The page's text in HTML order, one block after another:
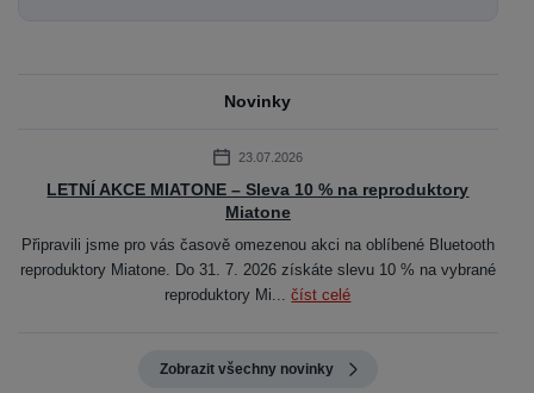
Novinky
23.07.2026
LETNÍ AKCE MIATONE – Sleva 10 % na reproduktory
Miatone
Připravili jsme pro vás časově omezenou akci na oblíbené Bluetooth
reproduktory Miatone. Do 31. 7. 2026 získáte slevu 10 % na vybrané
reproduktory Mi...číst celé
Zobrazit všechny novinky